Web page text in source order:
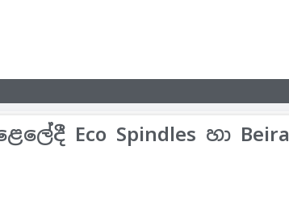
Eco Spindles හා Beira